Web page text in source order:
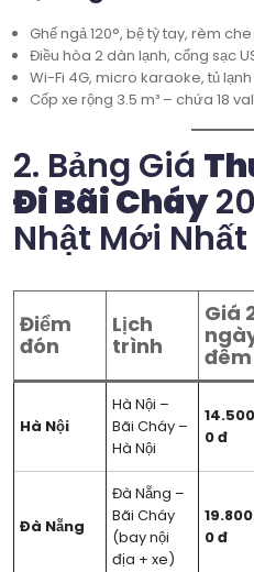
Ghế ngả 120°, bệ tỳ tay, rèm
Điều hòa 2 dàn lạnh, cổng sạc
Wi-Fi 4G, micro karaoke, tủ
Cốp xe rộng 3.5 m³ – chứa 18
2. Bảng Giá
Đi Bãi Cháy
Nhật Mới Nhất
Điểm
đón
Lịch
trình
Giá
đêm
Hà Nội
Hà Nội –
Bãi Cháy –
Hà Nội
0 đ
Đà Nẵng
Đà Nẵng –
Bãi Cháy
(bay nội
địa + xe)
0 đ